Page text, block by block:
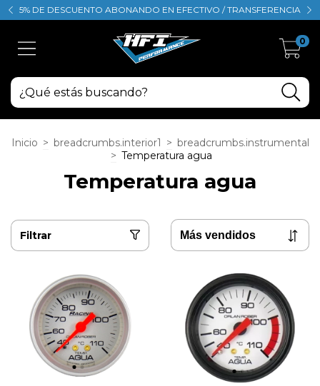
5% DE DESCUENTO ABONANDO EN EFECTIVO / TRANSFERENCIA
0
Inicio > breadcrumbs.interior1 > breadcrumbs.instrumental
> Temperatura agua
Temperatura agua
Filtrar